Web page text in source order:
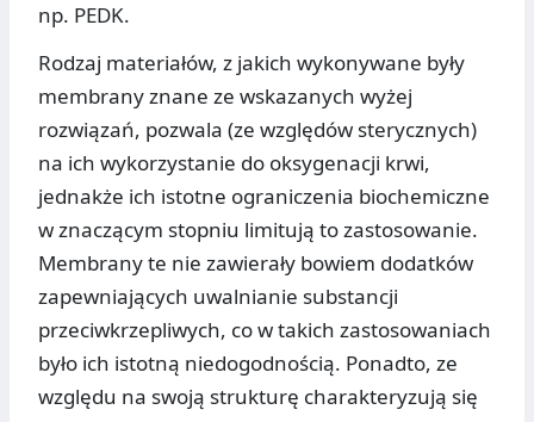
np. PEDK.
Rodzaj materiałów, z jakich wykonywane były
membrany znane ze wskazanych wyżej
rozwiązań, pozwala (ze względów sterycznych)
na ich wykorzystanie do oksygenacji krwi,
jednakże ich istotne ograniczenia biochemiczne
w znaczącym stopniu limitują to zastosowanie.
Membrany te nie zawierały bowiem dodatków
zapewniających uwalnianie substancji
przeciwkrzepliwych, co w takich zastosowaniach
było ich istotną niedogodnością. Ponadto, ze
względu na swoją strukturę charakteryzują się